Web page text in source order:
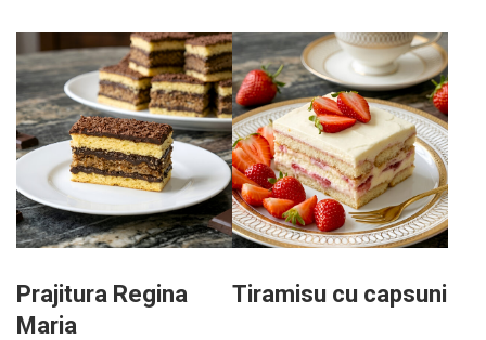
Prajitura Regina
Maria
Tiramisu cu capsuni